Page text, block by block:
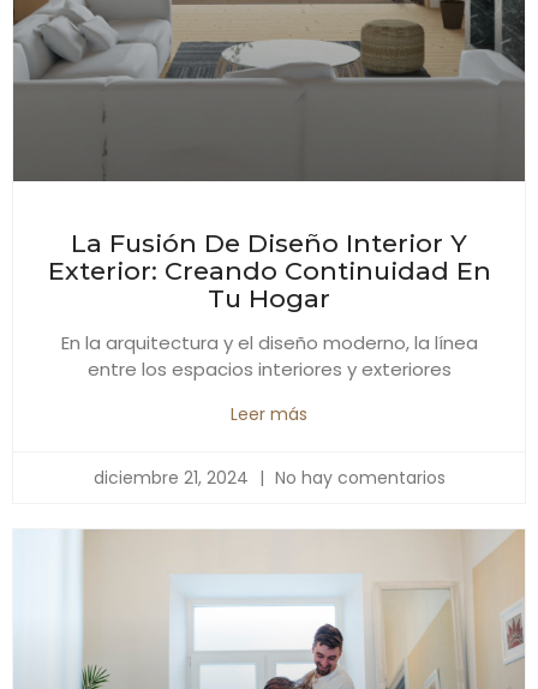
La Fusión De Diseño Interior Y
Exterior: Creando Continuidad En
Tu Hogar
En la arquitectura y el diseño moderno, la línea
entre los espacios interiores y exteriores
Leer más
diciembre 21, 2024 No hay comentarios